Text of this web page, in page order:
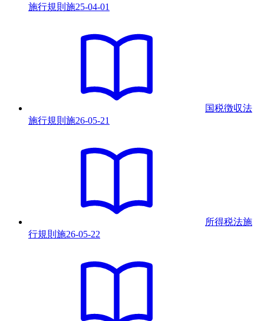
施行規則 施25-04-01
国税徴収法
施行規則 施26-05-21
所得税法施
行規則 施26-05-22